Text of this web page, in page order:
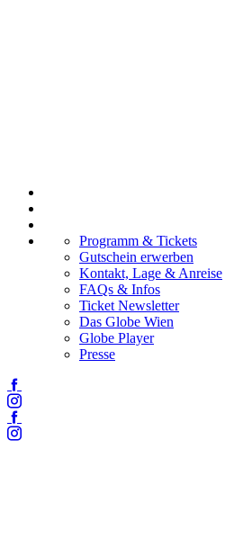
Programm & Tickets
Gutschein erwerben
Kontakt, Lage & Anreise
FAQs & Infos
Ticket Newsletter
Das Globe Wien
Globe Player
Presse
Facebook
Instagram
Facebook
Instagram